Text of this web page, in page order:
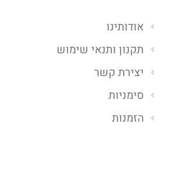
אודותינו
תקנון ותנאי שימוש
יצירת קשר
סימניות
הזמנות